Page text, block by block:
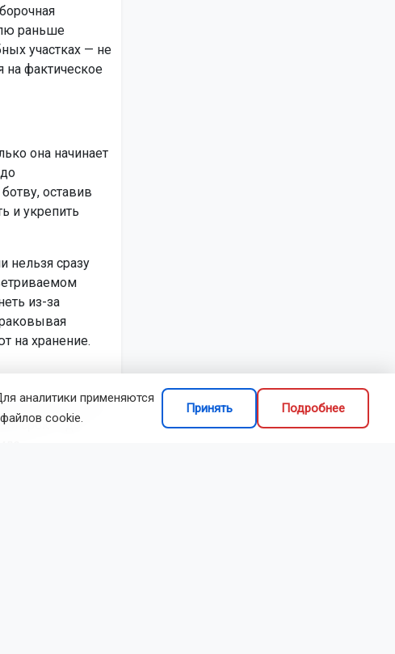
раньше
участках — не
на фактическое
она начинает
оставив
и укрепить
нельзя сразу
из-за
на хранение.
земле. Если
срок — до
аналитики применяются
cookie.
Принять Подробнее